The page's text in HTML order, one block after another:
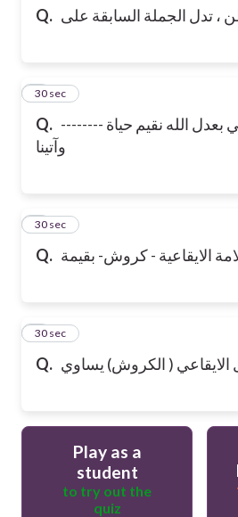
Q. ، تدل الجملة السابقة على
Q. بعدل الله نقيم حياة --------
وآتينا
3
30 sec
Q. الايقاعية - كروش- بقيمة
4
30 sec
Q. الايقاعي ( الكروش) يساوي
5
30 sec
Play as a
student
to try out the
quiz